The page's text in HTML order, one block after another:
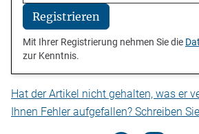
Registrieren
Mit Ihrer Registrierung nehmen Sie die
zur Kenntnis.
Hat der Artikel nicht gehalten, was er
Ihnen Fehler aufgefallen? Schreiben